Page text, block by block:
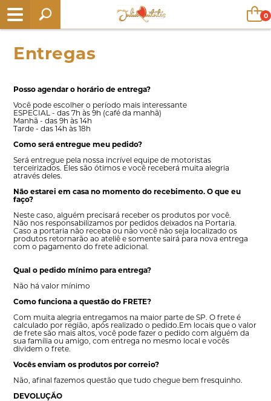
0
Entregas
Posso agendar o horário de entrega?
Você pode escolher o período mais interessante
ESPECIAL - das 7h às 9h (café da manhã)
Manhã - das 9h às 14h
Tarde - das 14h às 18h
Como será entregue meu pedido?
Será entregue pela nossa incrível equipe de motoristas
terceirizados. Eles são ótimos e você receberá muita alegria
através deles.
Não estarei em casa no momento do recebimento. O que eu
faço?
Neste caso, alguém precisará receber os produtos por você.
Não nos responsabilizamos por pedidos deixados na Portaria.
Caso a portaria não receba ou não você não seja localizado os
produtos retornarão ao ateliê e somente sairá para nova entrega
com o pagamento do frete adicional.
Qual o pedido mínimo para entrega?
Não há valor mínimo
Como funciona a questão do FRETE?
Com muita alegria entregamos na maior parte de SP. O frete é
calculado por região, após realizado o pedido.Em locais que o valor
de frete são mais altos, você pode fazer o pedido com alguém da
sua família ou amigo, com entrega no mesmo local e vocês
dividem o frete.
Vocês enviam os produtos por correio?
Não, afinal fazemos questão que tudo chegue bem fresquinho.
DEVOLUÇÃO